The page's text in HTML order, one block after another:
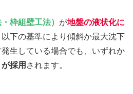
枠組壁工法） が地盤の液状化に
下の基準により傾斜か最大沈下
生している場合でも、いずれか
採用 されます。